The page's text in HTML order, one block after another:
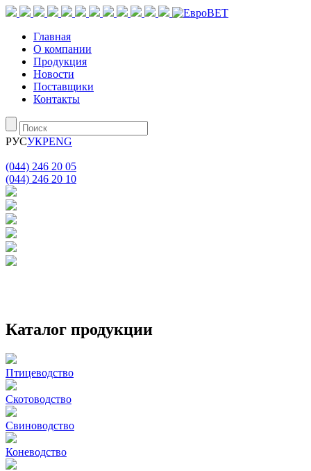
Главная
О компании
Продукция
Новости
Поставщики
Контакты
РУСУКРENG
(044) 246 20 05
(044) 246 20 10
Каталог продукции
Птицеводство
Скотоводство
Свиноводство
Коневодство